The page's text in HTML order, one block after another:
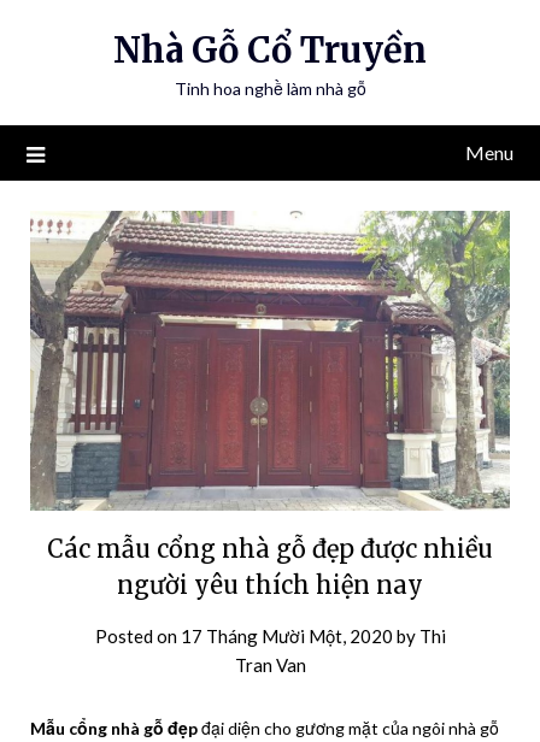
Nhà Gỗ Cổ Truyền
Tinh hoa nghề làm nhà gỗ
Menu
Các mẫu cổng nhà gỗ đẹp được nhiều
người yêu thích hiện nay
Posted on 17 Tháng Mười Một, 2020 by Thi
Tran Van
Mẫu cổng nhà gỗ đẹpđại diện cho gương mặt của ngôi nhà gỗ